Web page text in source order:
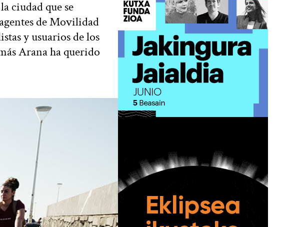
ciudad que se
de Movilidad
y usuarios de los
Arana ha querido